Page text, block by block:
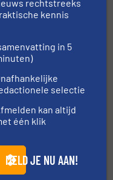
een breed scala
rechtstreeks
kennis
in 5
selectie
kan altijd
één klik
MELD JE NU AAN!